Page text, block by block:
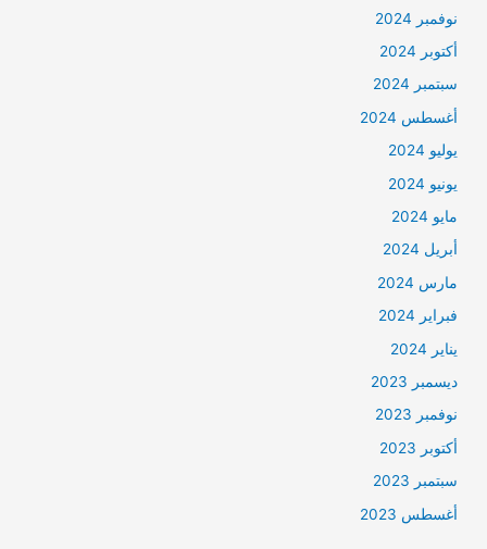
نوفمبر 2024
أكتوبر 2024
سبتمبر 2024
أغسطس 2024
يوليو 2024
يونيو 2024
مايو 2024
أبريل 2024
مارس 2024
فبراير 2024
يناير 2024
ديسمبر 2023
نوفمبر 2023
أكتوبر 2023
سبتمبر 2023
أغسطس 2023